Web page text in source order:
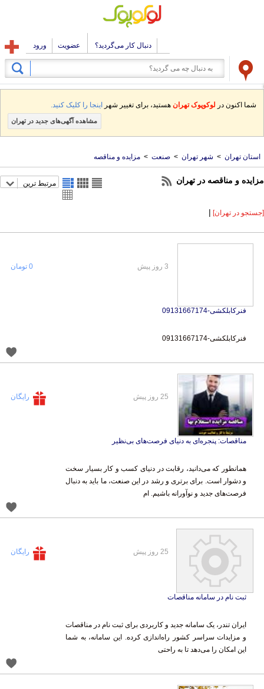
دنبال کار می‌گردید؟ عضویت ورود
شما اکنون در لوکوپوک تهران هستید، برای تغییر شهر اینجا را کلیک کنید.
مشاهده آگهی‌های جدید در تهران
استان تهران > شهر تهران > صنعت > مزایده و مناقصه
مزایده و مناقصه در تهران مرتبط ترین
[جستجو در تهران] |
فنرکابلکشی-09131667174
فنرکابلکشی-09131667174
3 روز پیش 0 تومان
مناقصات: پنجره‌ای به دنیای فرصت‌های بی‌نظیر
همانطور که می‌دانید، رقابت در دنیای کسب و کار بسیار سخت
و دشوار است. برای برتری و رشد در این صنعت، ما باید به دنبال
فرصت‌های جدید و نوآورانه باشیم. ام
25 روز پیش رایگان
ثبت نام در سامانه مناقصات
ایران تندر، یک سامانه جدید و کاربردی برای ثبت نام در مناقصات
و مزایدات سراسر کشور راه‌اندازی کرده. این سامانه، به شما
این امکان را می‌دهد تا به راحتی
25 روز پیش رایگان